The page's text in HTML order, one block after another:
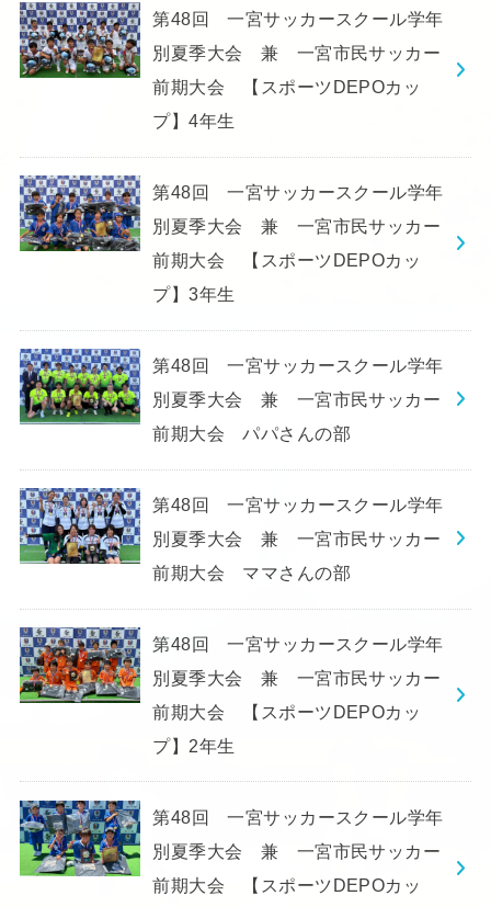
第48回 一宮サッカースクール学年
別夏季大会 兼 一宮市民サッカー
前期大会 【スポーツDEPOカッ
プ】4年生
第48回 一宮サッカースクール学年
別夏季大会 兼 一宮市民サッカー
前期大会 【スポーツDEPOカッ
プ】3年生
第48回 一宮サッカースクール学年
別夏季大会 兼 一宮市民サッカー
前期大会 パパさんの部
第48回 一宮サッカースクール学年
別夏季大会 兼 一宮市民サッカー
前期大会 ママさんの部
第48回 一宮サッカースクール学年
別夏季大会 兼 一宮市民サッカー
前期大会 【スポーツDEPOカッ
プ】2年生
第48回 一宮サッカースクール学年
別夏季大会 兼 一宮市民サッカー
前期大会 【スポーツDEPOカッ